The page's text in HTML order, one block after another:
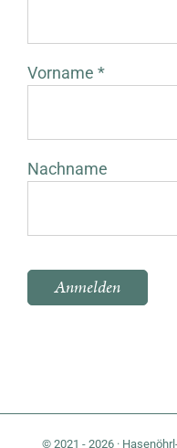
Vorname *
Nachname
Bitte lasse dieses
© 2021 - 2026 ·